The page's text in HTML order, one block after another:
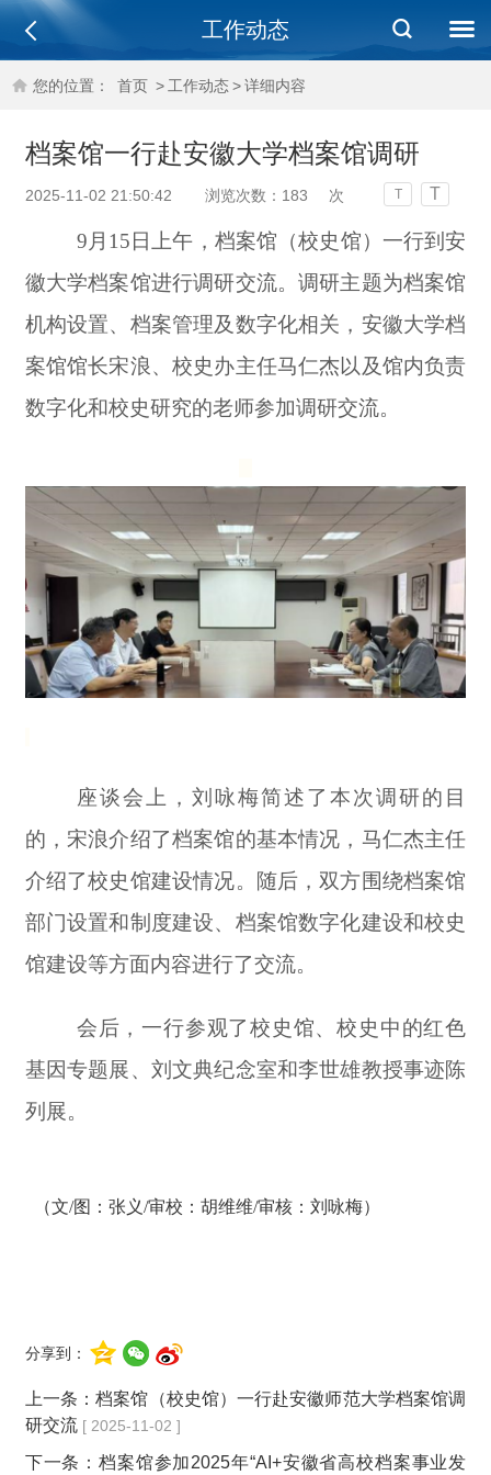
工作动态
您的位置： 首页 > 工作动态>详细内容
档案馆一行赴安徽大学档案馆调研
2025-11-02 21:50:42 浏览次数： 183 次 T T
9月15日上午，档案馆（校史馆）一行到安
徽大学档案馆进行调研交流。调研主题为档案馆
机构设置、档案管理及数字化相关，安徽大学档
案馆馆长宋浪、校史办主任马仁杰以及馆内负责
数字化和校史研究的老师参加调研交流。
座谈会上，刘咏梅简述了本次调研的目
的，宋浪介绍了档案馆的基本情况，马仁杰主任
介绍了校史馆建设情况。随后，双方围绕档案馆
部门设置和制度建设、档案馆数字化建设和校史
馆建设等方面内容进行了交流。
会后，一行参观了校史馆、校史中的红色
基因专题展、刘文典纪念室和李世雄教授事迹陈
列展。
（文/图：张义/审校：胡维维/审核：刘咏梅）
分享到：
上一条：档案馆（校史馆）一行赴安徽师范大学档案馆调
研交流 [ 2025-11-02 ]
下一条：档案馆参加2025年“AI+安徽省高校档案事业发